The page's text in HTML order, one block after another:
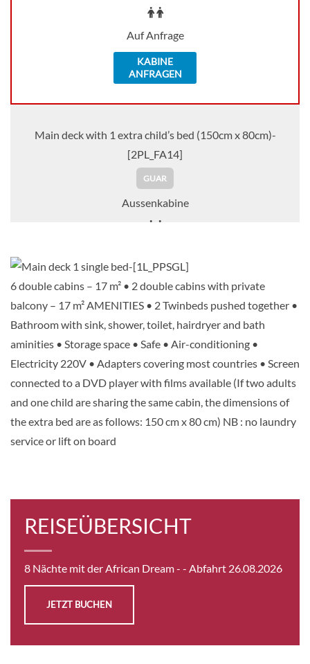
Auf Anfrage
KABINE
ANFRAGEN
Main deck with 1 extra child’s bed (150cm x 80cm)-
[2PL_FA14]
GUAR
Aussenkabine
AUSWÄHLEN
KABINE
ANFRAGEN
Main deck 2 beds-[GLS_PP]
Aussenkabine
GUAR
Balkonkabine
6 double cabins – 17 m² • 2 double cabins with private
balcony – 17 m² AMENITIES • 2 Twinbeds pushed together •
Bathroom with sink, shower, toilet, hairdryer and bath
aminities • Storage space • Safe • Air-conditioning •
Electricity 220V • Adapters covering most countries • Screen
connected to a DVD player with films available (If two adults
and one child are sharing the same cabin, the dimensions of
the extra bed are as follows: 150 cm x 80 cm) NB : no laundry
service or lift on board
REISEÜBERSICHT
8 Nächte mit der African Dream - - Abfahrt 26.08.2026
JETZT BUCHEN